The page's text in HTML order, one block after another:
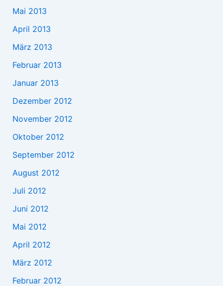
Mai 2013
April 2013
März 2013
Februar 2013
Januar 2013
Dezember 2012
November 2012
Oktober 2012
September 2012
August 2012
Juli 2012
Juni 2012
Mai 2012
April 2012
März 2012
Februar 2012